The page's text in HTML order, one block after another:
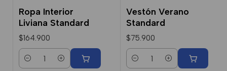
Ropa Interior
Liviana Standard
$164.900
Cantidad
Vestón Verano
Standard
$75.900
Cantidad